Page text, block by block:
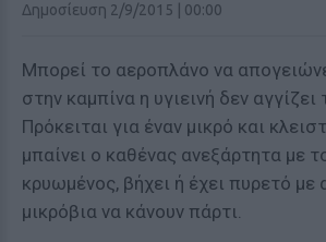
Δημοσίευση 2/9/2015 | 00:00
Μπορεί το αεροπλάνο να
στην καμπίνα η υγιεινή δεν
Πρόκειται για έναν μικρό και
μπαίνει ο καθένας ανεξάρτητα με
κρυωμένος, βήχει ή έχει πυρετό
μικρόβια να κάνουν πάρτι.